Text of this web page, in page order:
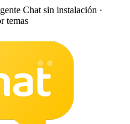
Chat sin instalación ·
temas